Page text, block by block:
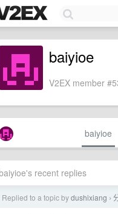
baiyioe
V2EX member
baiyioe
recent replies
Replied to a topic bydushixiang ›